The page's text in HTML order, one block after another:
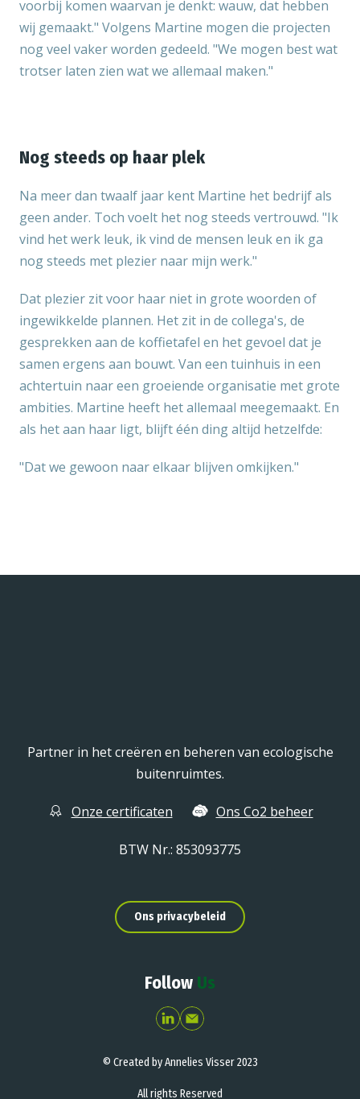
voorbij komen waarvan je denkt: wauw, dat hebben
wij gemaakt." Volgens Martine mogen die projecten
nog veel vaker worden gedeeld. "We mogen best wat
trotser laten zien wat we allemaal maken."
Nog steeds op haar plek
Na meer dan twaalf jaar kent Martine het bedrijf als
geen ander. Toch voelt het nog steeds vertrouwd. "Ik
vind het werk leuk, ik vind de mensen leuk en ik ga
nog steeds met plezier naar mijn werk."
Dat plezier zit voor haar niet in grote woorden of
ingewikkelde plannen. Het zit in de collega's, de
gesprekken aan de koffietafel en het gevoel dat je
samen ergens aan bouwt. Van een tuinhuis in een
achtertuin naar een groeiende organisatie met grote
ambities. Martine heeft het allemaal meegemaakt. En
als het aan haar ligt, blijft één ding altijd hetzelfde:
"Dat we gewoon naar elkaar blijven omkijken."
Partner in het creëren en beheren van ecologische
buitenruimtes.
Onze certificaten Ons Co2 beheer
BTW Nr.: 853093775
Ons privacybeleid
Follow Us
© Created by Annelies Visser 2023
All rights Reserved